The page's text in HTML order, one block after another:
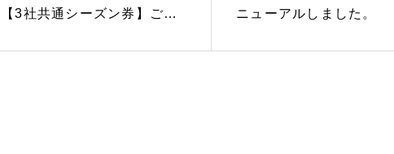
【3社共通シーズン券】ご案
ニューアルしました。